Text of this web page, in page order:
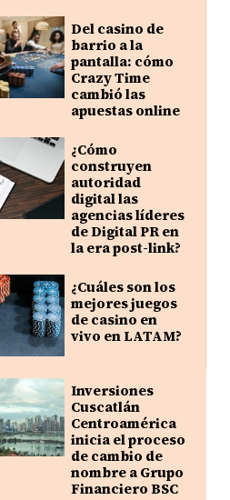
Del casino de
barrio a la
pantalla: cómo
Crazy Time
cambió las
apuestas online
¿Cómo
construyen
autoridad
digital las
agencias líderes
de Digital PR en
la era post-link?
¿Cuáles son los
mejores juegos
de casino en
vivo en LATAM?
Inversiones
Cuscatlán
Centroamérica
inicia el proceso
de cambio de
nombre a Grupo
Financiero BSC